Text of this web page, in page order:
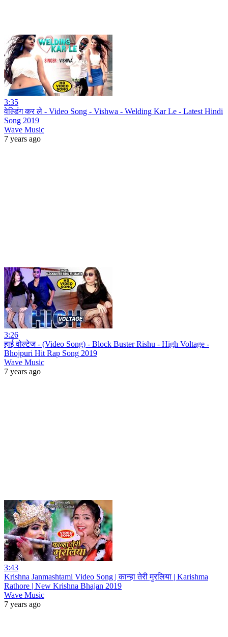
3:35
वेल्डिंग कर ले - Video Song - Vishwa - Welding Kar Le - Latest Hindi
Song 2019
Wave Music
7 years ago
3:26
हाई वोल्टेज - (Video Song) - Block Buster Rishu - High Voltage -
Bhojpuri Hit Rap Song 2019
Wave Music
7 years ago
3:43
Krishna Janmashtami Video Song | कान्हा तेरी मुरलिया | Karishma
Rathore | New Krishna Bhajan 2019
Wave Music
7 years ago